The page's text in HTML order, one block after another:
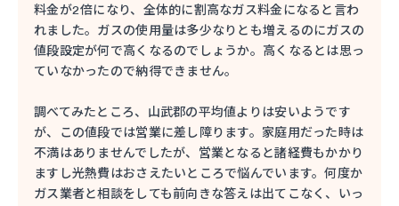
料金が2倍になり、全体的に割高なガス料金になると言わ
れました。ガスの使用量は多少なりとも増えるのにガスの
値段設定が何で高くなるのでしょうか。高くなるとは思っ
ていなかったので納得できません。
調べてみたところ、山武郡の平均値よりは安いようです
が、この値段では営業に差し障ります。家庭用だった時は
不満はありませんでしたが、営業となると諸経費もかかり
ますし光熱費はおさえたいところで悩んでいます。何度か
ガス業者と相談をしても前向きな答えは出てこなく、いっ